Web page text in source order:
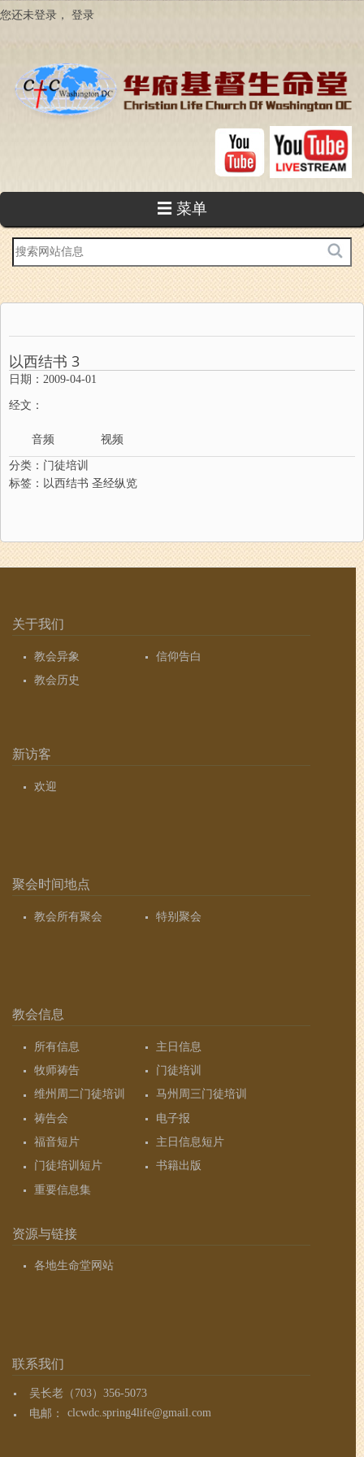
跳
您还未登录， 登录
☰ 菜单
站
内
搜
索
以西结书 3
日期：2009-04-01
经文：
音频 视频
分类： 门徒培训
标签： 以西结书 圣经纵览
关于我们
教会异象
信仰告白
教会历史
新访客
欢迎
聚会时间地点
教会所有聚会 特别聚会
教会信息
所有信息
主日信息
牧师祷告
门徒培训
维州周二门徒培训
马州周三门徒培训
祷告会
电子报
福音短片
主日信息短片
门徒培训短片
书籍出版
重要信息集
资源与链接
各地生命堂网站
联系我们
吴长老（703）356-5073
电邮：
clcwdc.spring4life@gmail.com